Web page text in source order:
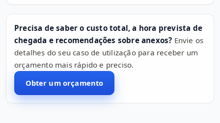
Precisa de saber o custo total, a hora prevista de
chegada e recomendações sobre anexos? Envie os
detalhes do seu caso de utilização para receber um
orçamento mais rápido e preciso.
Obter um orçamento